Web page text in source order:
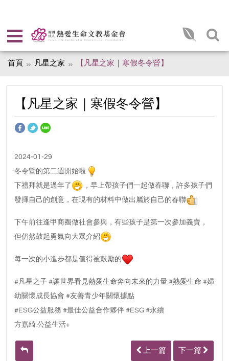
首頁 凡星之家 【凡星之家｜寒假冬令營】
【凡星之家｜寒假冬令營】
2024-01-29
冬令營的第二週開始啦
下禮拜就是過年了
，早上帶孩子們一起做春聯，許多孩子們
發揮自己的創意，在現有的材料中做出屬於自己的春聯
下午前往逢甲商圈做社會參與，有些孩子是第一次參加義賣，
但仍然鼓起勇氣向大眾介紹
每一次的小進步都是值得被鼓勵的
#凡星之子 #讓世界看見熱愛生命奔向未來的力量 #熱愛生命 #婦
幼關懷成長協會 #友善青少年關懷據點
#ESG公益服務 #最佳公益合作夥伴 #ESG #永續
方嘉綺 公益生活+
下一篇
上一篇